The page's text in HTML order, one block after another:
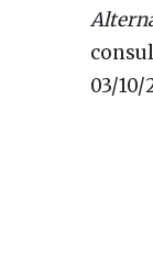
03/10/